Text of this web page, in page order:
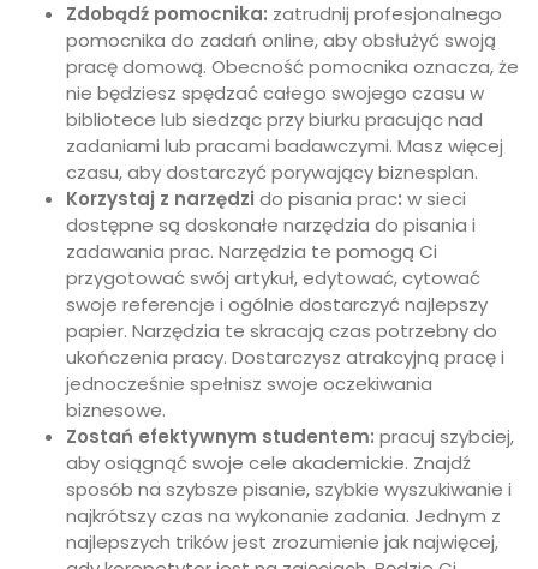
Zdobądź pomocnika: zatrudnij profesjonalnego
pomocnika do zadań online, aby obsłużyć swoją
pracę domową. Obecność pomocnika oznacza, że
nie będziesz spędzać całego swojego czasu w
bibliotece lub siedząc przy biurku pracując nad
zadaniami lub pracami badawczymi. Masz więcej
czasu, aby dostarczyć porywający biznesplan.
Korzystaj z narzędzi do pisania prac: w sieci
dostępne są doskonałe narzędzia do pisania i
zadawania prac. Narzędzia te pomogą Ci
przygotować swój artykuł, edytować, cytować
swoje referencje i ogólnie dostarczyć najlepszy
papier. Narzędzia te skracają czas potrzebny do
ukończenia pracy. Dostarczysz atrakcyjną pracę i
jednocześnie spełnisz swoje oczekiwania
biznesowe.
Zostań efektywnym studentem: pracuj szybciej,
aby osiągnąć swoje cele akademickie. Znajdź
sposób na szybsze pisanie, szybkie wyszukiwanie i
najkrótszy czas na wykonanie zadania. Jednym z
najlepszych trików jest zrozumienie jak najwięcej,